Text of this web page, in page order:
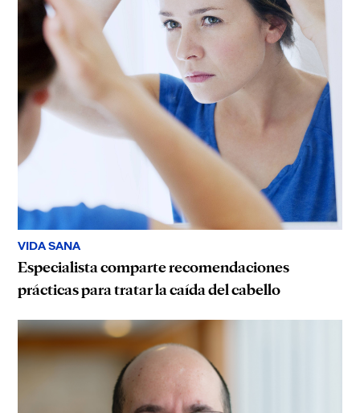
VIDA SANA
Especialista comparte recomendaciones
prácticas para tratar la caída del cabello